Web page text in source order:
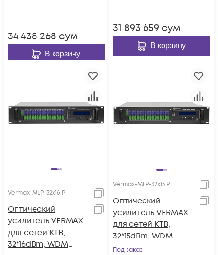
34 438 268 сум
В корзину
31 893 659 сум
В корзину
Vermax-MLP-32x16 P
Оптический
усилитель VERMAX
для сетей КТВ,
32*16dBm, WDM
Vermax-MLP-32x15 P
Оптический
усилитель VERMAX
для сетей КТВ,
32*15dBm, WDM
фильтр PON
Под заказ